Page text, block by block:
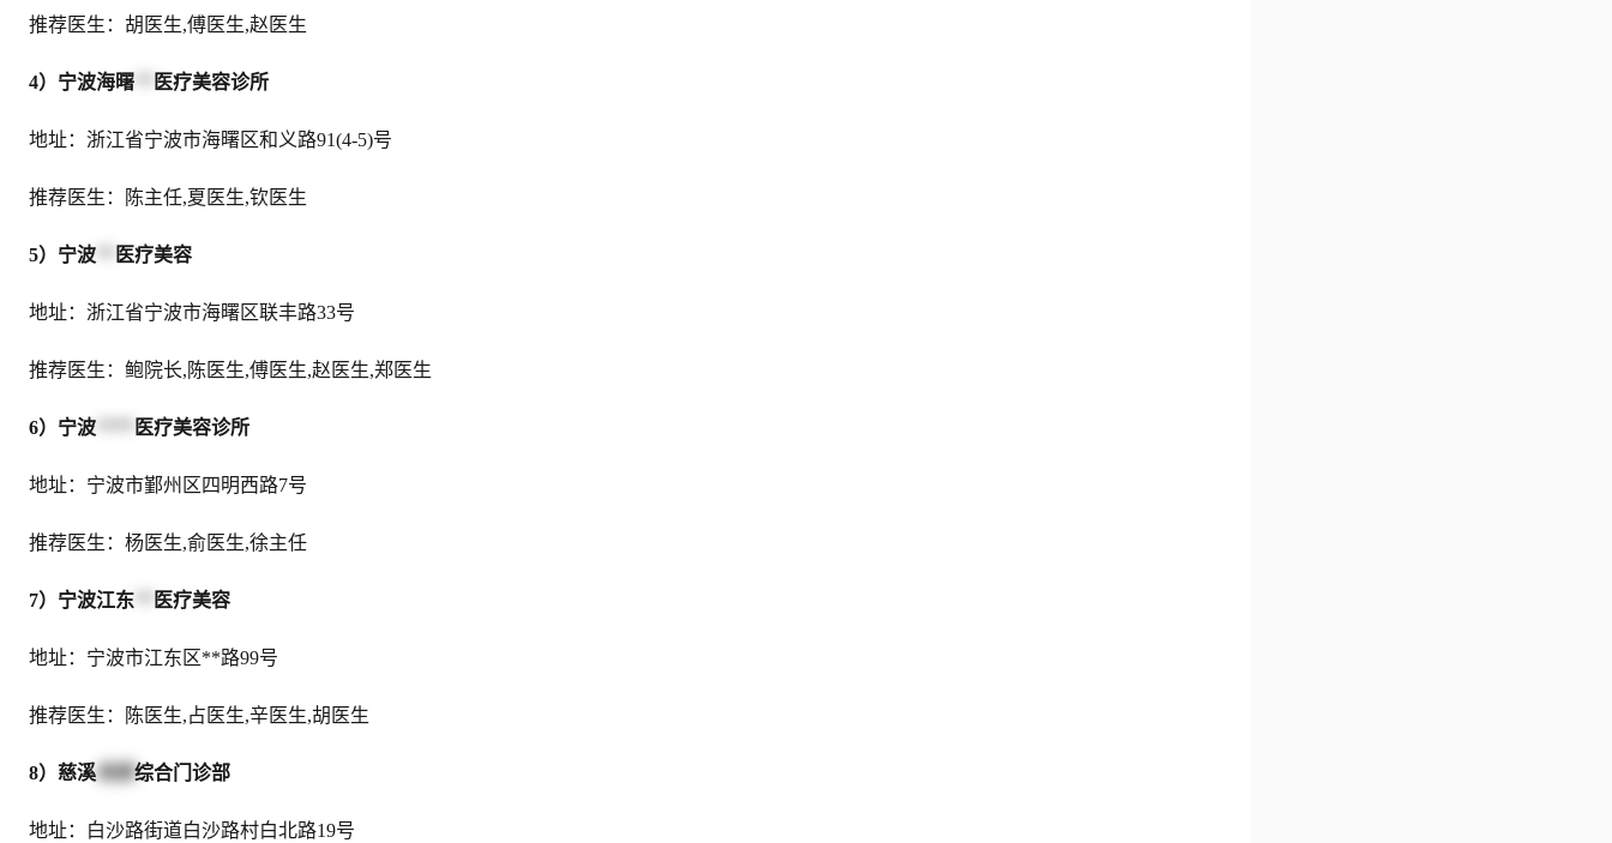
推荐医生：胡医生,傅医生,赵医生
4）宁波海曙 医疗美容诊所
地址：浙江省宁波市海曙区和义路91(4-5)号
推荐医生：陈主任,夏医生,钦医生
5）宁波 医疗美容
地址：浙江省宁波市海曙区联丰路33号
推荐医生：鲍院长,陈医生,傅医生,赵医生,郑医生
6）宁波 医疗美容诊所
地址：宁波市鄞州区四明西路7号
推荐医生：杨医生,俞医生,徐主任
7）宁波江东 医疗美容
地址：宁波市江东区**路99号
推荐医生：陈医生,占医生,辛医生,胡医生
8）慈溪 综合门诊部
地址：白沙路街道白沙路村白北路19号